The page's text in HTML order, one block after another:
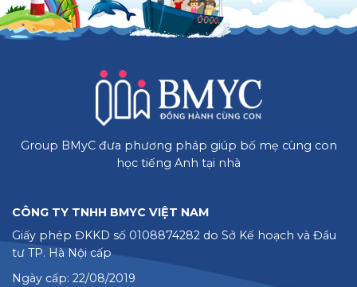
Group BMyC đưa phương pháp giúp bố mẹ cùng con
học tiếng Anh tại nhà
CÔNG TY TNHH BMYC VIỆT NAM
Giấy phép ĐKKD số 0108874282 do Sở Kế hoạch và Đầu
tư TP. Hà Nội cấp
Ngày cấp: 22/08/2019